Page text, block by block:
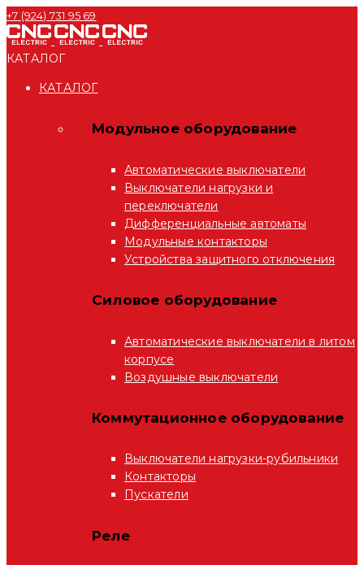
+7 (924) 731 95 69
КАТАЛОГ
КАТАЛОГ
Модульное оборудование
Автоматические выключатели
Выключатели нагрузки и
переключатели
Дифференциальные автоматы
Модульные контакторы
Устройства защитного отключения
Силовое оборудование
Автоматические выключатели в литом
корпусе
Воздушные выключатели
Коммутационное оборудование
Выключатели нагрузки-рубильники
Контакторы
Пускатели
Реле